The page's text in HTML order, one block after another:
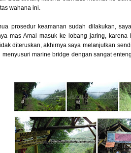
wahana ini.
prosedur keamanan sudah dilakukan,
mas Amal masuk ke lobang jaring, karena
diteruskan, akhirnya saya melanjutkan
menyusuri marine bridge dengan sangat